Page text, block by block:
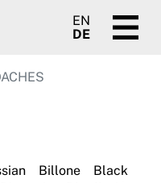
EN
DE
Billone
Black